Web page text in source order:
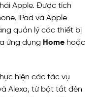
Apple. Được tích
iPad và Apple
quản lý các thiết bị
ứng dụng Home hoặc
hiện các tác vụ
Alexa, từ bật tắt đèn